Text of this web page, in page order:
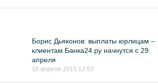
Борис Дьяконов: выплаты юрлицам –
клиентам Банка24.ру начнутся с 29
апреля
16 апреля 2015 12:53